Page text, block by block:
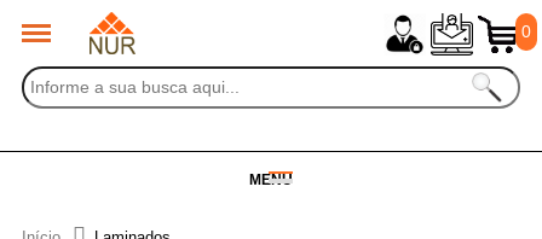
0
MENU